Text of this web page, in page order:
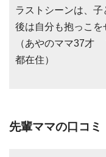
ラストシーンは、
後は自分も抱っこを
（あやのママ37
都在住）
先輩ママの口コ